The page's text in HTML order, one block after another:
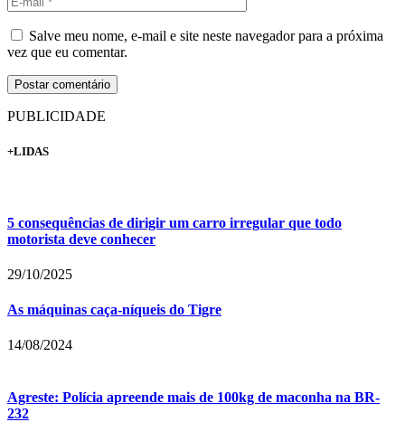
Salve meu nome, e-mail e site neste navegador para a próxima
vez que eu comentar.
PUBLICIDADE
+LIDAS
5 consequências de dirigir um carro irregular que todo
motorista deve conhecer
29/10/2025
As máquinas caça-níqueis do Tigre
14/08/2024
Agreste: Polícia apreende mais de 100kg de maconha na BR-
232